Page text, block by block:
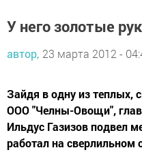
У него золотые
автор, 23 марта 2012 -
Зайдя в одну из теплых,
ООО "Челны-Овощи",
Ильдус Газизов подвел
работал на сверлильном